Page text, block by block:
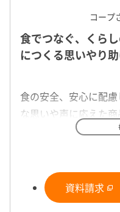
コープ
食でつなぐ、くら
につくる思いやり
食の安全、安心に配
な思いや声に応えた
しに役立つ商品を提
用いただいています。
資料請求